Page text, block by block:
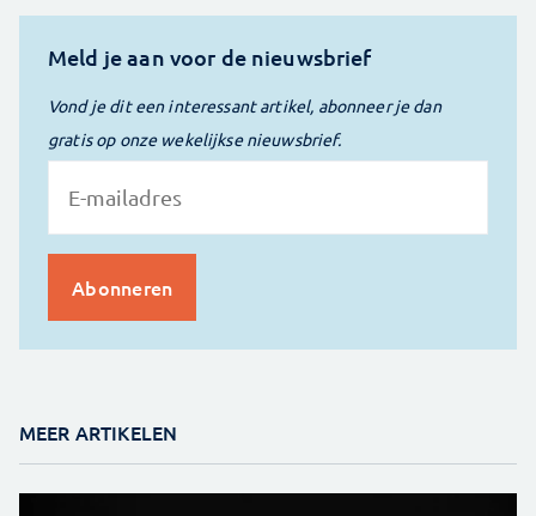
Meld je aan voor de nieuwsbrief
Vond je dit een interessant artikel, abonneer je dan
gratis op onze wekelijkse nieuwsbrief.
MEER ARTIKELEN